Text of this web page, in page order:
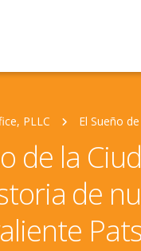
PLLC El Sueño de la
de la
de